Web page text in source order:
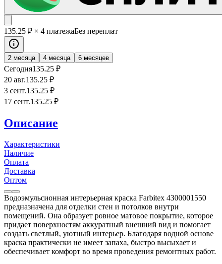
135.25 ₽ × 4 платежаБез переплат
2 месяца 4 месяца 6 месяцев
Сегодня135.25 ₽
20 авг.135.25 ₽
3 сент.135.25 ₽
17 сент.135.25 ₽
Описание
Характеристики
Наличие
Оплата
Доставка
Оптом
Водоэмульсионная интерьерная краска Farbitex 4300001550
предназначена для отделки стен и потолков внутри
помещений. Она образует ровное матовое покрытие, которое
придает поверхностям аккуратный внешний вид и помогает
создать светлый, уютный интерьер. Благодаря водной основе
краска практически не имеет запаха, быстро высыхает и
обеспечивает комфорт во время проведения ремонтных работ.